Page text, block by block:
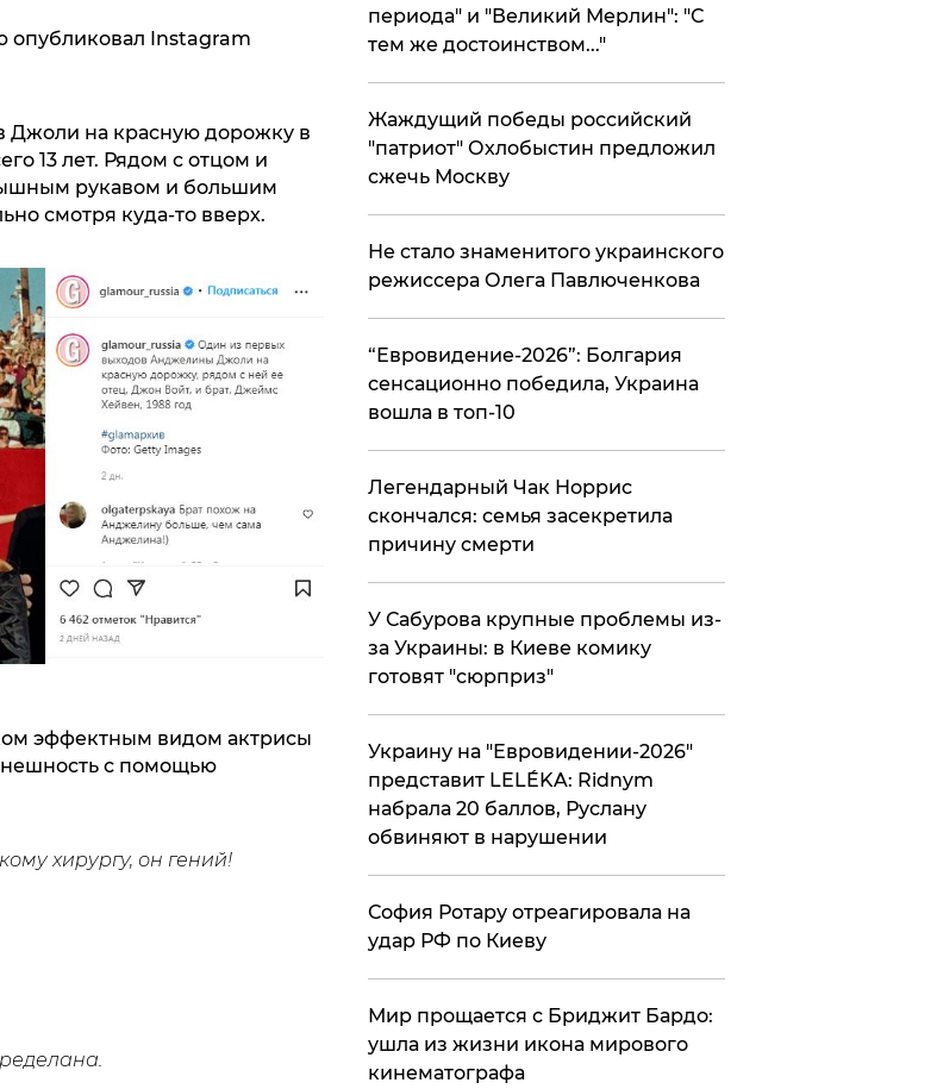
опубликовал Instagram
Джоли на красную дорожку в
13 лет. Рядом с отцом и
рукавом и большим
смотря куда-то вверх.
эффектным видом актрисы
с помощью
хирургу, он гений!
периода" и "Великий Мерлин": "С
тем же достоинством..."
Жаждущий победы российский
"патриот" Охлобыстин предложил
сжечь Москву
Не стало знаменитого украинского
режиссера Олега Павлюченкова
​“Евровидение-2026”: Болгария
сенсационно победила, Украина
вошла в топ-10
​Легендарный Чак Норрис
скончался: семья засекретила
причину смерти
У Сабурова крупные проблемы из-
за Украины: в Киеве комику
готовят "сюрприз"
Украину на "Евровидении-2026"
представит LELÉKA: Ridnym
набрала 20 баллов, Руслану
обвиняют в нарушении
София Ротару отреагировала на
удар РФ по Киеву
Мир прощается с Бриджит Бардо:
ушла из жизни икона мирового
кинематографа